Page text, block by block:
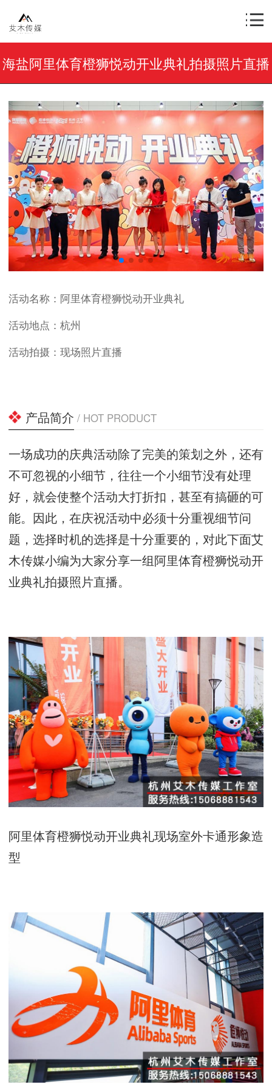
海盐阿里体育橙狮悦动开业典礼拍摄照片直播
活动名称：阿里体育橙狮悦动开业典礼
活动地点：杭州
活动拍摄：现场照片直播
产品简介 / HOT PRODUCT
一场成功的庆典活动除了完美的策划之外，还有
不可忽视的小细节，往往一个小细节没有处理
好，就会使整个活动大打折扣，甚至有搞砸的可
能。因此，在庆祝活动中必须十分重视细节问
题，选择时机的选择是十分重要的，对此下面艾
木传媒小编为大家分享一组阿里体育橙狮悦动开
业典礼拍摄照片直播。
阿里体育橙狮悦动开业典礼现场室外卡通形象造
型